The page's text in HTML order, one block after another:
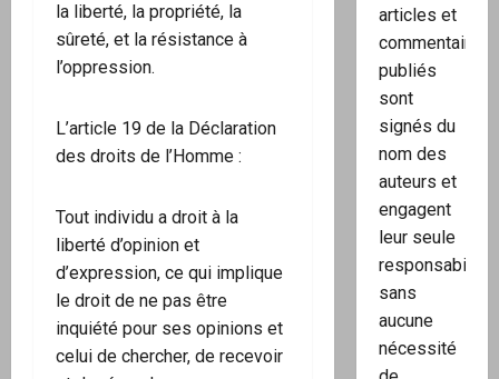
la liberté, la propriété, la
sûreté, et la résistance à
l’oppression.
L’article 19 de la Déclaration
des droits de l’Homme :
Tout individu a droit à la
liberté d’opinion et
d’expression, ce qui implique
le droit de ne pas être
inquiété pour ses opinions et
celui de chercher, de recevoir
articles et
commentaires
publiés
sont
signés du
nom des
auteurs et
engagent
leur seule
responsabilité,
sans
aucune
nécessité